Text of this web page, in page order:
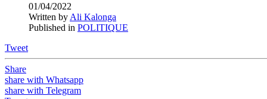
01/04/2022
Written by Ali Kalonga
Published in POLITIQUE
Tweet
Share
share with Whatsapp
share with Telegram